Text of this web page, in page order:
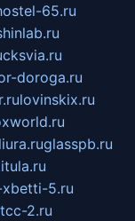
65.ru
doroga.ru
lovinskix.ru
liura.ruglasspb.ru
5.ru
2.ru